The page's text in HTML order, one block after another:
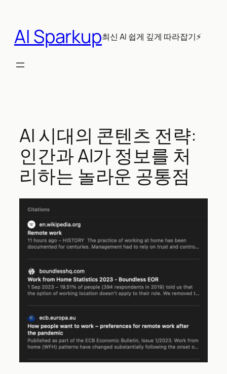
AI Sparkup최신 AI 쉽게 깊게 따라잡기⚡
AI 시대의 콘텐츠 전략:
인간과 AI가 정보를 처
리하는 놀라운 공통점